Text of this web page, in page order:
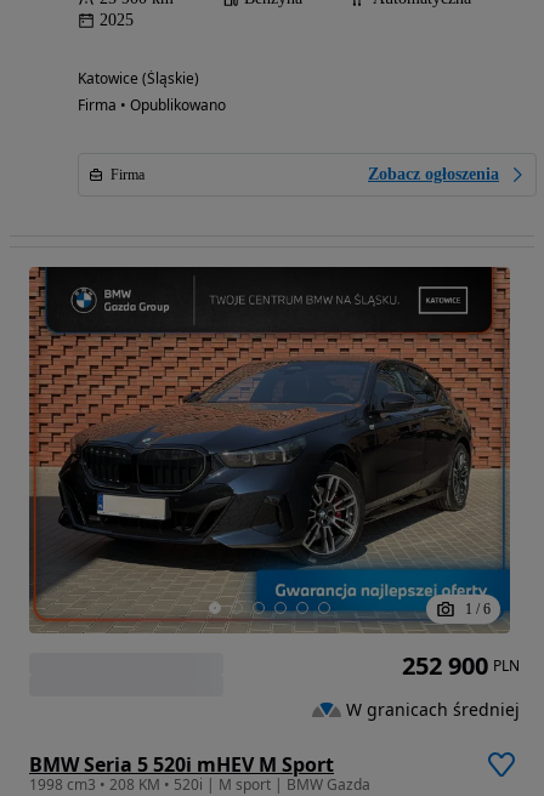
2025
Katowice (Śląskie)
Firma • Opublikowano
Firma Zobacz ogłoszenia
1 / 6
BMW Seria 5 520i mHEV M Sport
1998 cm3 • 208 KM • 520i | M sport | BMW Gazda
252 900 PLN
W granicach średniej